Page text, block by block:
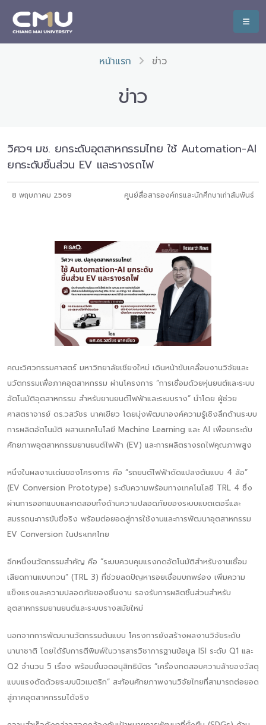
หน้าแรก ข่าว
ข่าว
วิศวฯ มช. ยกระดับอุตสาหกรรมไทย ใช้ Automation-AI
ยกระดับชิ้นส่วน EV และรางรถไฟ
8 พฤษภาคม 2569 ศูนย์สื่อสารองค์กรและนักศึกษาเก่าสัมพันธ์
คณะวิศวกรรมศาสตร์ มหาวิทยาลัยเชียงใหม่ เดินหน้าขับเคลื่อนงานวิจัยและ
นวัตกรรมเพื่อภาคอุตสาหกรรม ผ่านโครงการ “การเชื่อมด้วยหุ่นยนต์และระบบ
อัตโนมัติอุตสาหกรรม สำหรับยานยนต์ไฟฟ้าและระบบราง” นำโดย ผู้ช่วย
ศาสตราจารย์ ดร.วสวัชร นาคเขียว โดยมุ่งพัฒนาองค์ความรู้เชิงลึกด้านระบบ
การผลิตอัตโนมัติ ผสานเทคโนโลยี Machine Learning และ AI เพื่อยกระดับ
ศักยภาพอุตสาหกรรมยานยนต์ไฟฟ้า (EV) และการผลิตรางรถไฟคุณภาพสูง
หนึ่งในผลงานเด่นของโครงการ คือ “รถยนต์ไฟฟ้าดัดแปลงต้นแบบ 4 ล้อ”
(EV Conversion Prototype) ระดับความพร้อมทางเทคโนโลยี TRL 4 ซึ่ง
ผ่านการออกแบบและทดสอบทั้งด้านความปลอดภัยของระบบแบตเตอรี่และ
สมรรถนะการขับขี่จริง พร้อมต่อยอดสู่การใช้งานและการพัฒนาอุตสาหกรรม
EV Conversion ในประเทศไทย
อีกหนึ่งนวัตกรรมสำคัญ คือ “ระบบควบคุมแรงกดอัตโนมัติสำหรับงานเชื่อม
เสียดทานแบบกวน” (TRL 3) ที่ช่วยลดปัญหารอยเชื่อมบกพร่อง เพิ่มความ
แข็งแรงและความปลอดภัยของชิ้นงาน รองรับการผลิตชิ้นส่วนสำหรับ
อุตสาหกรรมยานยนต์และระบบรางสมัยใหม่
นอกจากการพัฒนานวัตกรรมต้นแบบ โครงการยังสร้างผลงานวิจัยระดับ
นานาชาติ โดยได้รับการตีพิมพ์ในวารสารวิชาการฐานข้อมูล ISI ระดับ Q1 และ
Q2 จำนวน 5 เรื่อง พร้อมยื่นจดอนุสิทธิบัตร “เครื่องทดสอบความล้าของวัสดุ
แบบแรงดัดด้วยระบบนิวเมตริก” สะท้อนศักยภาพงานวิจัยไทยที่สามารถต่อยอด
สู่ภาคอุตสาหกรรมได้จริง